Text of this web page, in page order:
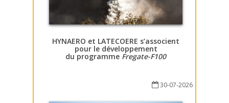
HYNAERO et LATECOERE s’associent
pour le développement
du programme Fregate-F100
30-07-2026